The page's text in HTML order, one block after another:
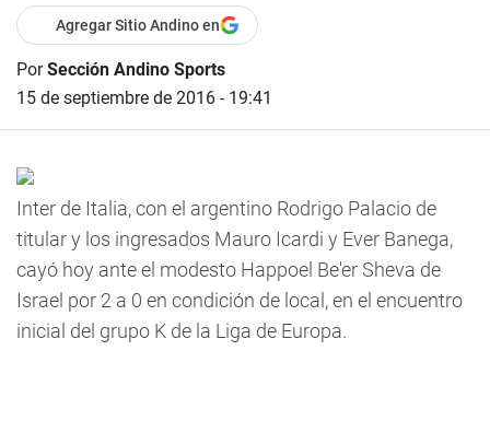
Agregar Sitio Andino en
PorSección Andino Sports
15 de septiembre de 2016 - 19:41
Inter de Italia, con el argentino Rodrigo Palacio de
titular y los ingresados Mauro Icardi y Ever Banega,
cayó hoy ante el modesto Happoel Be'er Sheva de
Israel por 2 a 0 en condición de local, en el encuentro
inicial del grupo K de la Liga de Europa.